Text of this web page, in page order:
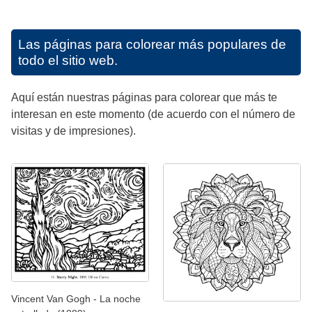
Las páginas para colorear más populares de
todo el sitio web.
Aquí están nuestras páginas para colorear que más te
interesan en este momento (de acuerdo con el número de
visitas y de impresiones).
Vincent Van Gogh - La noche